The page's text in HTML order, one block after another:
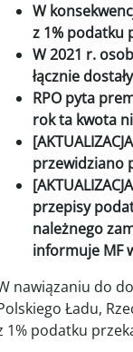
W
z 1% podatku
W 2021 r.
łącznie
RPO pyta
rok ta kwota
przewidziano
przepisy
należnego
informuje MF
nawiązaniu do
Ładu,
1% podatku